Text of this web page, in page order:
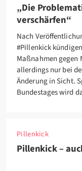
„Die
verschärfen“
Nach
#Pillenkick
Maßnahmen gegen
allerdings nur bei
Änderung in Sicht.
Bundestages wird
Pillenkick
Pillenkick –